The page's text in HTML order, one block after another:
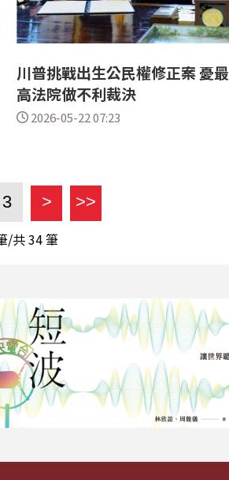
川普挑戰出生公民權修正案 憂最
高法院做不利裁決
2026-05-22 07:23
3 > >>
/共34筆